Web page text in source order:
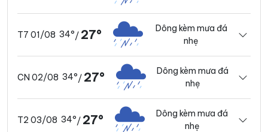
T7 01/08 34°/ 27°
Dông kèm mưa đá
nhẹ
CN 02/08 34°/ 27°
Dông kèm mưa đá
nhẹ
T2 03/08 34°/ 27°
Dông kèm mưa đá
nhẹ